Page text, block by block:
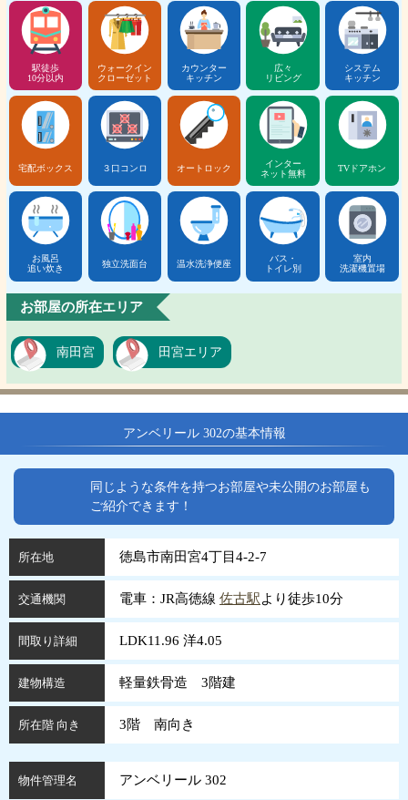
駅徒歩
10分以内
ウォークイン
クローゼット
カウンター
キッチン
広々
リビング
システム
キッチン
宅配ボックス ３口コンロ オートロック
インター
ネット無料
TVドアホン
お風呂
追い炊き
独立洗面台 温水洗浄便座
バス・
トイレ別
室内
洗濯機置場
お部屋の所在エリア
南田宮 田宮エリア
アンベリール 302の基本情報
同じような条件を持つお部屋や未公開のお部屋も
ご紹介できます！
所在地 徳島市南田宮4丁目4-2-7
交通機関 電車：JR高徳線 佐古駅より徒歩10分
間取り詳細 LDK11.96 洋4.05
建物構造 軽量鉄骨造 3階建
所在階 向き 3階 南向き
物件管理名 アンベリール 302